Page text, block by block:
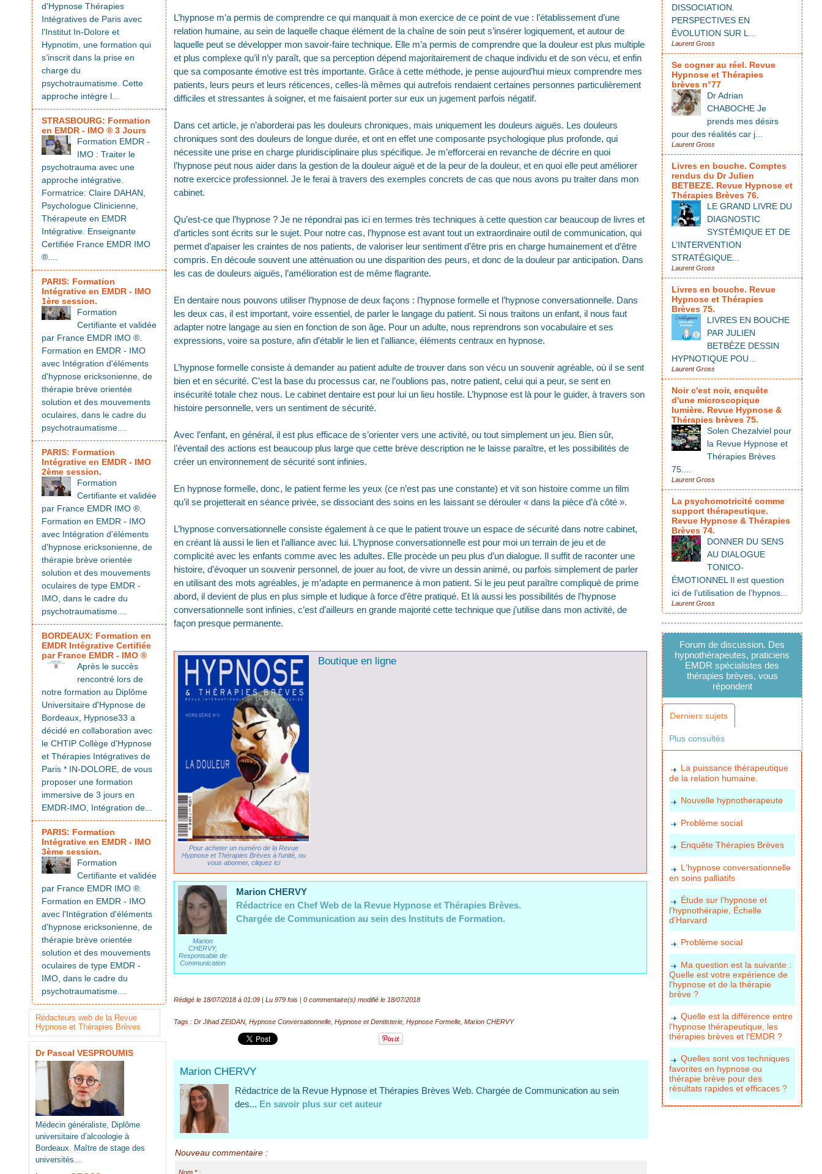
d'Hypnose Thérapies
Intégratives de Paris avec
l'Institut In-Dolore et
Hypnotim, une formation qui
s’inscrit dans la prise en
charge du
psychotraumatisme. Cette
approche intègre l...
STRASBOURG: Formation
en EMDR - IMO ® 3 Jours
Formation EMDR -
IMO : Traiter le
psychotrauma avec une
approche intégrative.
Formatrice: Claire DAHAN,
Psychologue Clinicienne,
Thérapeute en EMDR
Intégrative. Enseignante
Certifiée France EMDR IMO
®....
PARIS: Formation
Intégrative en EMDR - IMO
1ère session.
Formation
Certifiante et validée
par France EMDR IMO ®.
Formation en EMDR - IMO
avec Intégration d'éléments
d'hypnose ericksonienne, de
thérapie brève orientée
solution et des mouvements
oculaires, dans le cadre du
psychotraumatisme....
PARIS: Formation
Intégrative en EMDR - IMO
2ème session.
Formation
Certifiante et validée
par France EMDR IMO ®.
Formation en EMDR - IMO
avec Intégration d'éléments
d'hypnose ericksonienne, de
thérapie brève orientée
solution et des mouvements
oculaires de type EMDR -
IMO, dans le cadre du
psychotraumatisme....
BORDEAUX: Formation en
EMDR Intégrative Certifiée
par France EMDR - IMO ®
Après le succès
rencontré lors de
notre formation au Diplôme
Universitaire d'Hypnose de
Bordeaux, Hypnose33 a
décidé en collaboration avec
le CHTIP Collège d'Hypnose
et Thérapies Intégratives de
Paris * IN-DOLORE, de vous
proposer une formation
immersive de 3 jours en
EMDR-IMO, Intégration de...
PARIS: Formation
Intégrative en EMDR - IMO
3ème session.
Formation
Certifiante et validée
par France EMDR IMO ®.
Formation en EMDR - IMO
avec l'Intégration d'éléments
d'hypnose ericksonienne, de
thérapie brève orientée
solution et des mouvements
oculaires de type EMDR -
IMO, dans le cadre du
psychotraumatisme....
Rédacteurs web de la Revue
Hypnose et Thérapies Brèves
Dr Pascal VESPROUMIS
Médecin généraliste, Diplôme
universitaire d’alcoologie à
Bordeaux. Maître de stage des
universités...
L’hypnose m’a permis de comprendre ce qui manquait à mon exercice de ce point de vue : l’établissement d’une
relation humaine, au sein de laquelle chaque élément de la chaîne de soin peut s’insérer logiquement, et autour de
laquelle peut se développer mon savoir-faire technique. Elle m’a permis de comprendre que la douleur est plus multiple
et plus complexe qu’il n’y paraît, que sa perception dépend majoritairement de chaque individu et de son vécu, et enfin
que sa composante émotive est très importante. Grâce à cette méthode, je pense aujourd’hui mieux comprendre mes
patients, leurs peurs et leurs réticences, celles-là mêmes qui autrefois rendaient certaines personnes particulièrement
difficiles et stressantes à soigner, et me faisaient porter sur eux un jugement parfois négatif.
Dans cet article, je n’aborderai pas les douleurs chroniques, mais uniquement les douleurs aiguës. Les douleurs
chroniques sont des douleurs de longue durée, et ont en effet une composante psychologique plus profonde, qui
nécessite une prise en charge pluridisciplinaire plus spécifique. Je m’efforcerai en revanche de décrire en quoi
l’hypnose peut nous aider dans la gestion de la douleur aiguë et de la peur de la douleur, et en quoi elle peut améliorer
notre exercice professionnel. Je le ferai à travers des exemples concrets de cas que nous avons pu traiter dans mon
cabinet.
Qu’est-ce que l’hypnose ? Je ne répondrai pas ici en termes très techniques à cette question car beaucoup de livres et
d’articles sont écrits sur le sujet. Pour notre cas, l’hypnose est avant tout un extraordinaire outil de communication, qui
permet d’apaiser les craintes de nos patients, de valoriser leur sentiment d’être pris en charge humainement et d’être
compris. En découle souvent une atténuation ou une disparition des peurs, et donc de la douleur par anticipation. Dans
les cas de douleurs aiguës, l’amélioration est de même flagrante.
En dentaire nous pouvons utiliser l’hypnose de deux façons : l’hypnose formelle et l’hypnose conversationnelle. Dans
les deux cas, il est important, voire essentiel, de parler le langage du patient. Si nous traitons un enfant, il nous faut
adapter notre langage au sien en fonction de son âge. Pour un adulte, nous reprendrons son vocabulaire et ses
expressions, voire sa posture, afin d’établir le lien et l’alliance, éléments centraux en hypnose.
L’hypnose formelle consiste à demander au patient adulte de trouver dans son vécu un souvenir agréable, où il se sent
bien et en sécurité. C’est la base du processus car, ne l’oublions pas, notre patient, celui qui a peur, se sent en
insécurité totale chez nous. Le cabinet dentaire est pour lui un lieu hostile. L’hypnose est là pour le guider, à travers son
histoire personnelle, vers un sentiment de sécurité.
Avec l’enfant, en général, il est plus efficace de s’orienter vers une activité, ou tout simplement un jeu. Bien sûr,
l’éventail des actions est beaucoup plus large que cette brève description ne le laisse paraître, et les possibilités de
créer un environnement de sécurité sont infinies.
En hypnose formelle, donc, le patient ferme les yeux (ce n’est pas une constante) et vit son histoire comme un film
qu’il se projetterait en séance privée, se dissociant des soins en les laissant se dérouler « dans la pièce d’à côté ».
L’hypnose conversationnelle consiste également à ce que le patient trouve un espace de sécurité dans notre cabinet,
en créant là aussi le lien et l’alliance avec lui. L’hypnose conversationnelle est pour moi un terrain de jeu et de
complicité avec les enfants comme avec les adultes. Elle procède un peu plus d’un dialogue. Il suffit de raconter une
histoire, d’évoquer un souvenir personnel, de jouer au foot, de vivre un dessin animé, ou parfois simplement de parler
en utilisant des mots agréables, je m’adapte en permanence à mon patient. Si le jeu peut paraître compliqué de prime
abord, il devient de plus en plus simple et ludique à force d’être pratiqué. Et là aussi les possibilités de l’hypnose
conversationnelle sont infinies, c’est d’ailleurs en grande majorité cette technique que j’utilise dans mon activité, de
façon presque permanente.
Pour acheter un numéro de la Revue
Hypnose et Thérapies Brèves à l’unité, ou
vous abonner, cliquez ici
Boutique en ligne
Marion
CHERVY,
Responsable de
Communication
Marion CHERVY
Rédactrice en Chef Web de la Revue Hypnose et Thérapies Brèves.
Chargée de Communication au sein des Instituts de Formation.
Rédigé le 18/07/2018 à 01:09 | Lu 979 fois | 0 commentaire(s) modifié le 18/07/2018
Tags : Dr Jihad ZEIDAN Hypnose Conversationnelle Hypnose et Dentisterie Hypnose Formelle Marion CHERVY
Marion CHERVY
Rédactrice de la Revue Hypnose et Thérapies Brèves Web. Chargée de Communication au sein
des... En savoir plus sur cet auteur
Nouveau commentaire :
Nom * :
DISSOCIATION.
PERSPECTIVES EN
ÉVOLUTION SUR L...
Laurent Gross
Se cogner au réel. Revue
Hypnose et Thérapies
brèves n°77
Dr Adrian
CHABOCHE Je
prends mes désirs
pour des réalités car j...
Laurent Gross
Livres en bouche. Comptes
rendus du Dr Julien
BETBEZE. Revue Hypnose et
Thérapies Brèves 76.
LE GRAND LIVRE DU
DIAGNOSTIC
SYSTÉMIQUE ET DE
L’INTERVENTION
STRATÉGIQUE...
Laurent Gross
Livres en bouche. Revue
Hypnose et Thérapies
Brèves 75.
LIVRES EN BOUCHE
PAR JULIEN
BETBÈZE DESSIN
HYPNOTIQUE POU...
Laurent Gross
Noir c'est noir, enquête
d'une microscopique
lumière. Revue Hypnose &
Thérapies brèves 75.
Solen Chezalviel pour
la Revue Hypnose et
Thérapies Brèves
75....
Laurent Gross
La psychomotricité comme
support thérapeutique.
Revue Hypnose & Thérapies
Brèves 74.
DONNER DU SENS
AU DIALOGUE
TONICO-
ÉMOTIONNEL Il est question
ici de l’utilisation de l’hypnos...
Laurent Gross
Forum de discussion. Des
hypnothérapeutes, praticiens
EMDR spécialistes des
thérapies brèves, vous
répondent
Derniers sujets
Plus consultés
La puissance thérapeutique
de la relation humaine.
Nouvelle hypnotherapeute
Problème social
Enquête Thérapies Brèves
L'hypnose conversationnelle
en soins palliatifs
Étude sur l'hypnose et
l'hypnothérapie, Échelle
d'Harvard
Problème social
Ma question est la suivante :
Quelle est votre expérience de
l'hypnose et de la thérapie
brève ?
Quelle est la différence entre
l'hypnose thérapeutique, les
thérapies brèves et l'EMDR ?
Quelles sont vos techniques
favorites en hypnose ou
thérapie brève pour des
résultats rapides et efficaces ?